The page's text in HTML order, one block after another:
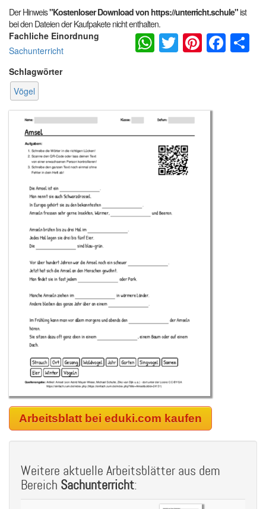
Der Hinweis"Kostenloser Download von https://unterricht.schule"ist
bei den Dateien der Kaufpakete nicht enthalten.
Fachliche Einordnung
Sachunterricht
Schlagwörter
Vögel
WhatsApp
Twitter
Arbeitsblatt bei eduki.com kaufen
Weitere aktuelle Arbeitsblätter aus dem
Bereich Sachunterricht: